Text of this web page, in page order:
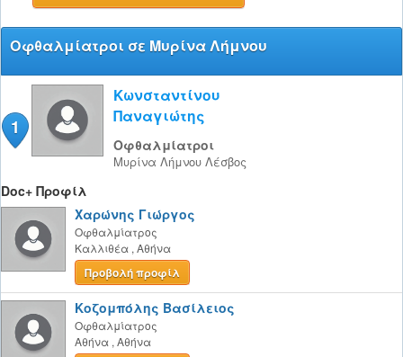
Οφθαλμίατροι σε Μυρίνα Λήμνου
1
Κωνσταντίνου
Παναγιώτης
Οφθαλμίατροι
Μυρίνα Λήμνου Λέσβος
Doc+ Προφίλ
Χαρώνης Γιώργος
Οφθαλμίατρος
Καλλιθέα , Αθήνα
Προβολή προφίλ
Κοζομπόλης Βασίλειος
Οφθαλμίατρος
Αθήνα , Αθήνα